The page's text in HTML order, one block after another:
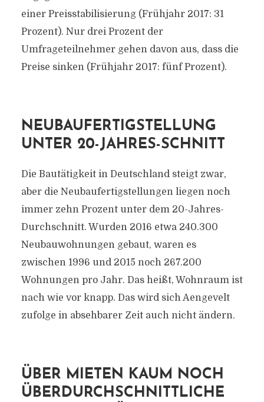
einer Preisstabilisierung (Frühjahr 2017: 31
Prozent). Nur drei Prozent der
Umfrageteilnehmer gehen davon aus, dass die
Preise sinken (Frühjahr 2017: fünf Prozent).
NEUBAUFERTIGSTELLUNG
UNTER 20-JAHRES-SCHNITT
Die Bautätigkeit in Deutschland steigt zwar,
aber die Neubaufertigstellungen liegen noch
immer zehn Prozent unter dem 20-Jahres-
Durchschnitt. Wurden 2016 etwa 240.300
Neubauwohnungen gebaut, waren es
zwischen 1996 und 2015 noch 267.200
Wohnungen pro Jahr. Das heißt, Wohnraum ist
nach wie vor knapp. Das wird sich Aengevelt
zufolge in absehbarer Zeit auch nicht ändern.
ÜBER MIETEN KAUM NOCH
ÜBERDURCHSCHNITTLICHE